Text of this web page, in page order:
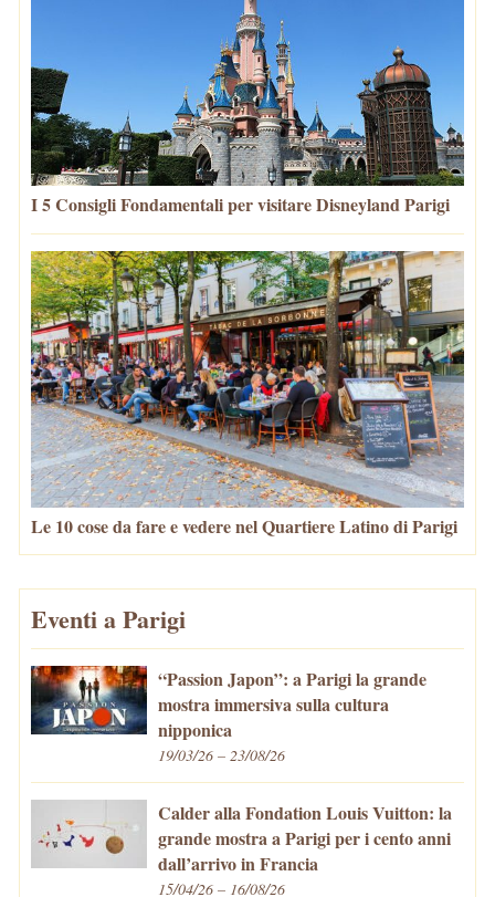
I 5 Consigli Fondamentali per visitare Disneyland Parigi
Le 10 cose da fare e vedere nel Quartiere Latino di Parigi
Eventi a Parigi
“Passion Japon”: a Parigi la grande
mostra immersiva sulla cultura
nipponica
19/03/26 – 23/08/26
Calder alla Fondation Louis Vuitton: la
grande mostra a Parigi per i cento anni
dall’arrivo in Francia
15/04/26 – 16/08/26